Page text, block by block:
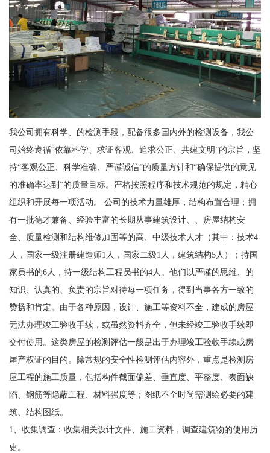
我公司拥有科学、的检测手段，配备很多国内外的检测设备，我公
司始终遵循“依靠科学、求证客观、追求公正、共建文明”的宗旨，坚
持“客观公正、科学准确、严谨诚信”的质量方针和“确保提供的意见
的准确率达到”的质量目标。严格按照程序和技术规范的规定，精心
组织和开展每一项活动。 公司的技术力量雄厚，结构布置合理；拥
有一批德才兼备、经验丰富的长期从事建筑设计、、房屋结构安
全、质量检测和结构维修加固等的高、中级技术人才（其中：技术4
人，国家一级注册建造师1人，国家二级1人，建筑结构5人）；持国
家员书的6人，持一级结构工程员书的4人。他们以严谨的思维、的
知识、认真的、负责的宗旨对待每一项任务，得到当事各方一致的
赞扬和肯定。由于各种原因，设计、施工等资料不全，建成的房屋
无法办理竣工验收手续，或虽然资料齐全，但未经竣工验收手续即
交付使用。这类房屋的检测评估一般是出于办理竣工验收手续或房
屋产权证的目的。除常规的安全性检测评估内容外，重点是检测房
屋工程的施工质量，包括构件截面偏差、垂直度、平整度、表面缺
陷、钢筋等隐蔽工程、材料强度等；图纸不全时尚需测绘必要的建
筑、结构图纸。
1、收集调查：收集相关设计文件、施工资料，调查建筑物的使用历
史。